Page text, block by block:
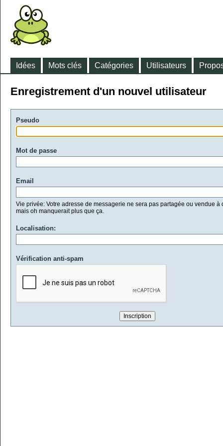
Idées Mots clés Catégories Utilisateurs
Enregistrement d'un nouvel utilisateur
Pseudo
Mot de passe
Email
Vie privée: Votre adresse de messagerie ne sera pas partagée ou vendue à
mais oh manquerait plus que ça.
Localisation:
Vérification anti-spam